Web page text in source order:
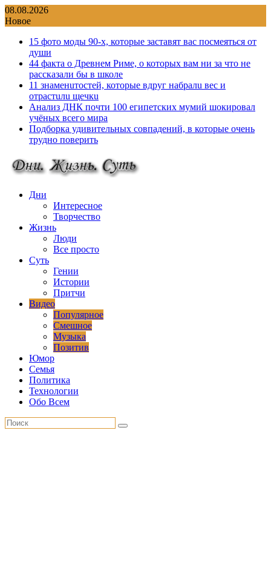
Перейти
к
08.08.2026
Новое
15 фото моды 90-х, которые заставят вас посмеяться от
души
44 факта о Древнем Риме, о которых вам ни за что не
рассказали бы в школе
11 знаменuтостей, которые вдруг набралu вес и
отрастuлu щечкu
Анализ ДНК почти 100 египетских мумий шокировал
учёных всего мира
Подборка удивительных совпадений, в которые очень
трудно поверить
Дни
Интересное
Творчество
Жизнь
Люди
Все просто
Суть
Гении
Истории
Притчи
Видео
Популярное
Смешное
Музыка
Позитив
Юмор
Семья
Политика
Технологии
Обо Всем